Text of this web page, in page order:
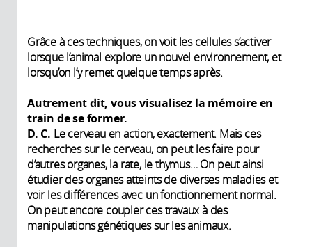
Grâce à ces techniques, on voit les cellules s’activer
lorsque l’animal explore un nouvel environnement, et
lorsqu’on l’y remet quelque temps après.
Autrement dit, vous visualisez la mémoire en
train de se former.
D. C. Le cerveau en action, exactement. Mais ces
recherches sur le cerveau, on peut les faire pour
d’autres organes, la rate, le thymus… On peut ainsi
étudier des organes atteints de diverses maladies et
voir les différences avec un fonctionnement normal.
On peut encore coupler ces travaux à des
manipulations génétiques sur les animaux.